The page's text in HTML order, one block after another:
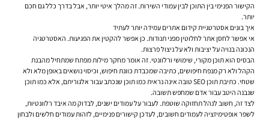
הקישור הפנימי בין התוכן לבין עמודי השירות. זה מהלך איטי יותר, אבל בדרך כלל גם חכם
יותר.
איך בונים אסטרטגיית קידום אתרים עמידה יותר לעתיד
אי אפשר לחסן אתר לחלוטין מפני תנודות. כן אפשר להקטין את הפגיעות. האסטרטגיה
הנכונה בנויה על יציבות ולא על ניצול פרצות.
הבסיס הוא תוכן מקורי, שימושי ורלוונטי. זה אומר מחקר מילות מפתח שמתחיל מהבנת
הקהל ולא רק מנפח חיפושים, כתיבה שמכבדת כוונת חיפוש, וכיסוי נושאים באופן מלא ולא
שטחי. כתיבת תוכן SEO טובה אינה נראית כמו תוכן שנכתב עבור אלגוריתם, אלא כמו תוכן
שנבנה היטב עבור אדם שמחפש תשובה.
לצד זה, חשוב לנהל תחזוקה שוטפת. לעבור על עמודים ישנים, לבדוק מה איבד רלוונטיות,
לשפר אופטימיזציה לעמודים חשובים, לעדכן קישורים פנימיים, לזהות עמודים חלשים ולבחון